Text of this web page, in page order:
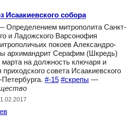
Исаакиевского собора
Определением митрополита Санкт-
и Ладожского Варсонофия
покоев Александро-
архимандрит Серафим (Шкредь)
марта на должность ключаря и
совета Исаакиевского
#-15 #скрепы —